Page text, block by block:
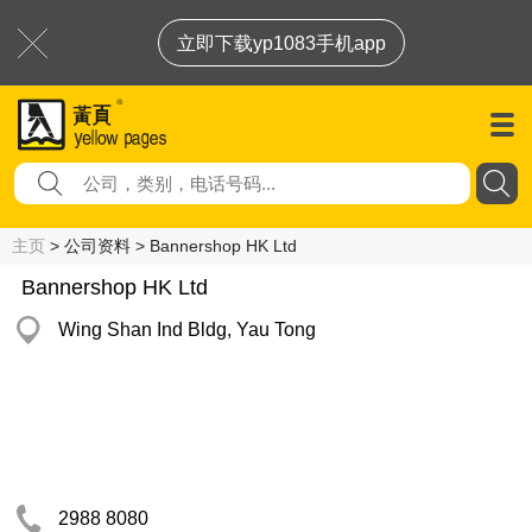
立即下载yp1083手机app
主页 > 公司资料 > Bannershop HK Ltd
Bannershop HK Ltd
Wing Shan Ind Bldg, Yau Tong
2988 8080